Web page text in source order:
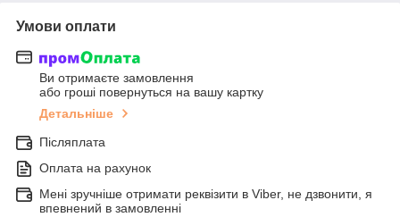
Умови оплати
Ви отримаєте замовлення
або гроші повернуться на вашу картку
Детальніше
Післяплата
Оплата на рахунок
Мені зручніше отримати реквізити в Viber, не дзвонити, я
впевнений в замовленні